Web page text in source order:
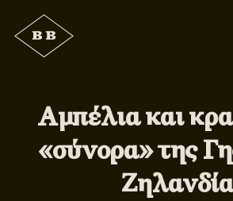
Αμπέλια και
«σύνορα» της
Ζηλανδία